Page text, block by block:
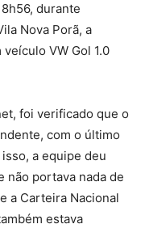
durante
Nova Porã, a
VW Gol 1.0
foi verificado que o
com o último
a equipe deu
não portava nada de
a Carteira Nacional
estava